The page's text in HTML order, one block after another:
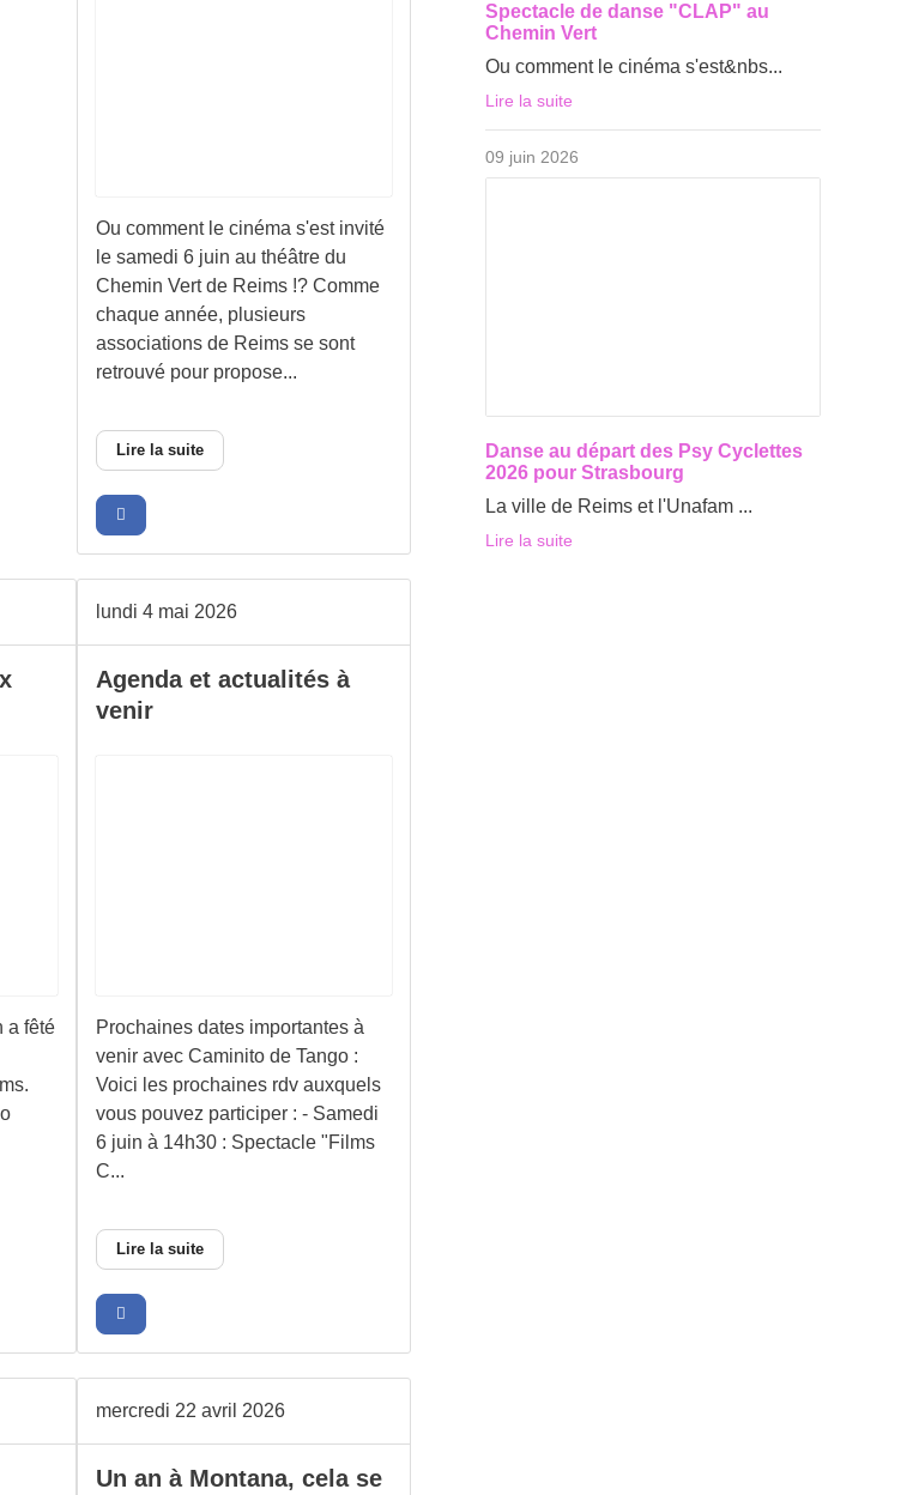
Ou comment le cinéma s'est invité
le samedi 6 juin au théâtre du
Chemin Vert de Reims !? Comme
chaque année, plusieurs
associations de Reims se sont
retrouvé pour propose...
Lire la suite
a fêté
lundi 4 mai 2026
Agenda et actualités à
venir
Prochaines dates importantes à
venir avec Caminito de Tango :
Voici les prochaines rdv auxquels
vous pouvez participer : - Samedi
6 juin à 14h30 : Spectacle "Films
C...
Lire la suite
mercredi 22 avril 2026
Un an à Montana, cela se
Spectacle de danse "CLAP" au
Chemin Vert
Ou comment le cinéma s'est&nbs...
Lire la suite
09 juin 2026
Danse au départ des Psy Cyclettes
2026 pour Strasbourg
La ville de Reims et l'Unafam ...
Lire la suite